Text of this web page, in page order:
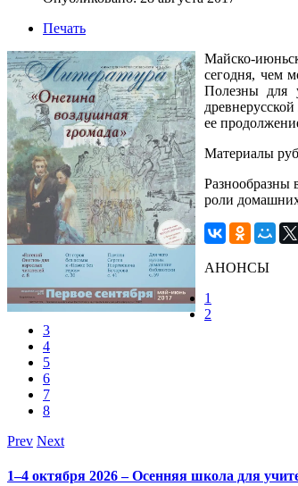
Печать
Майско-
сегодня, чем
Полезны для
ее
Материалы
Разнообразны
роли
АНОНСЫ
1
2
3
4
5
6
7
8
Prev Next
1–4 октября 2026 – Осенняя школа для